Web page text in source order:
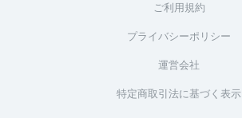
ご利用規約
プライバシーポリシー
運営会社
特定商取引法に基づく表示